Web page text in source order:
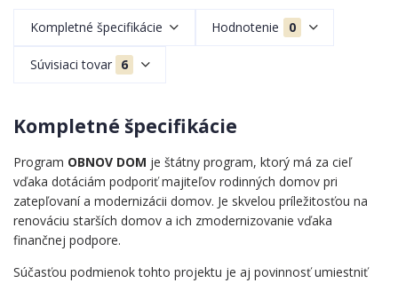
Kompletné špecifikácie Hodnotenie 0
Súvisiaci tovar 6
Kompletné špecifikácie
Program OBNOV DOM je štátny program, ktorý má za cieľ
vďaka dotáciám podporiť majiteľov rodinných domov pri
zatepľovaní a modernizácii domov. Je skvelou príležitosťou na
renováciu starších domov a ich zmodernizovanie vďaka
finančnej podpore.
Súčasťou podmienok tohto projektu je aj povinnosť umiestniť